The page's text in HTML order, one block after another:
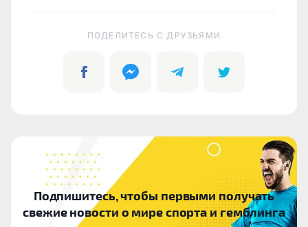
ПОДЕЛИТЕСЬ C ДРУЗЬЯМИ
Подпишитесь, чтобы первыми получать
свежие новости о мире спорта и гемблинга